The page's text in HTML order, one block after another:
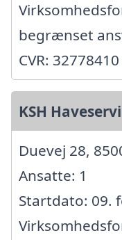
begrænset
CVR: 32778410
KSH
Duevej 28,
Ansatte: 1
Startdato: 09.